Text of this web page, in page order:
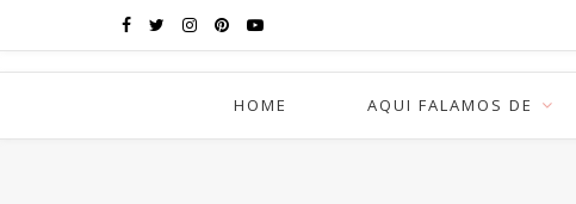
HOME AQUI FALAMOS DE